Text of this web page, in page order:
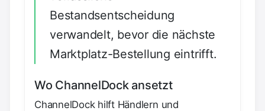
Bestandsentscheidung
verwandelt, bevor die nächste
Marktplatz-Bestellung eintrifft.
Wo ChannelDock ansetzt
ChannelDock hilft Händlern und